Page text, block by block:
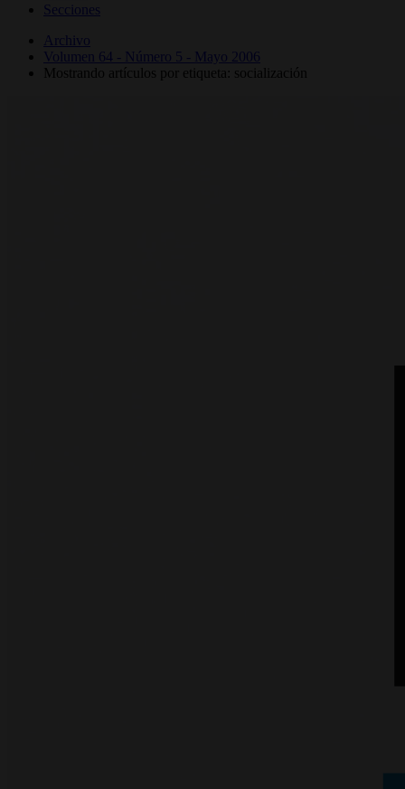
Secciones
Archivo
Volumen 64 - Número 5 - Mayo 2006
Mostrando artículos por etiqueta: socialización